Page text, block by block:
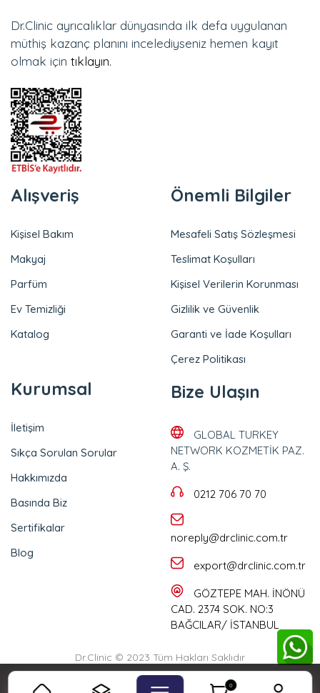
Dr.Clinic ayrıcalıklar dünyasında ilk defa uygulanan
müthiş kazanç planını incelediyseniz hemen kayıt
olmak için tıklayın.
Alışveriş
Kişisel Bakım
Makyaj
Parfüm
Ev Temizliği
Katalog
Önemli Bilgiler
Mesafeli Satış Sözleşmesi
Teslimat Koşulları
Kişisel Verilerin Korunması
Gizlilik ve Güvenlik
Garanti ve İade Koşulları
Çerez Politikası
Kurumsal
İletişim
Sıkça Sorulan Sorular
Hakkımızda
Basında Biz
Sertifikalar
Blog
Bize Ulaşın
GLOBAL TURKEY
NETWORK KOZMETİK PAZ.
A. Ş.
0212 706 70 70
noreply@drclinic.com.tr
export@drclinic.com.tr
GÖZTEPE MAH. İNÖNÜ
CAD. 2374 SOK. NO:3
BAĞCILAR/ İSTANBUL
Dr.Clinic © 2023 Tüm Hakları Saklıdır
Çerez Politikası incelemek için tıklayınız
0